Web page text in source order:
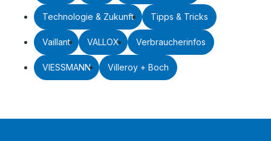
Technologie & Zukunft Tipps & Tricks
Vaillant VALLOX Verbraucherinfos
VIESSMANN Villeroy + Boch